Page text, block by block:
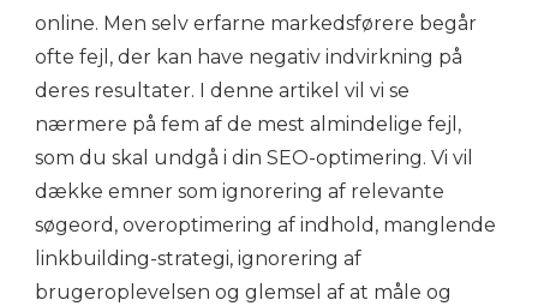
online. Men selv erfarne markedsførere begår
ofte fejl, der kan have negativ indvirkning på
deres resultater. I denne artikel vil vi se
nærmere på fem af de mest almindelige fejl,
som du skal undgå i din SEO-optimering. Vi vil
dække emner som ignorering af relevante
søgeord, overoptimering af indhold, manglende
linkbuilding-strategi, ignorering af
brugeroplevelsen og glemsel af at måle og